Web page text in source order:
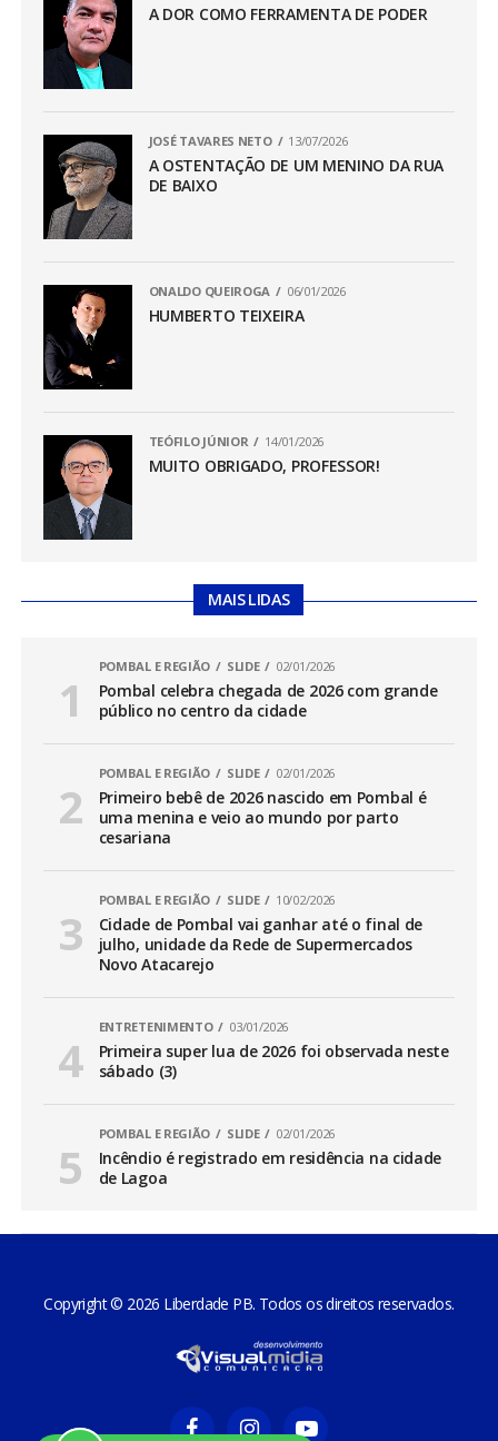
A DOR COMO FERRAMENTA DE PODER
JOSÉ TAVARES NETO 13/07/2026
A OSTENTAÇÃO DE UM MENINO DA RUA
DE BAIXO
ONALDO QUEIROGA 06/01/2026
HUMBERTO TEIXEIRA
TEÓFILO JÚNIOR 14/01/2026
MUITO OBRIGADO, PROFESSOR!
MAIS LIDAS
POMBAL E REGIÃO SLIDE 02/01/2026
Pombal celebra chegada de 2026 com grande
público no centro da cidade
POMBAL E REGIÃO SLIDE 02/01/2026
Primeiro bebê de 2026 nascido em Pombal é
uma menina e veio ao mundo por parto
cesariana
POMBAL E REGIÃO SLIDE 10/02/2026
Cidade de Pombal vai ganhar até o final de
julho, unidade da Rede de Supermercados
Novo Atacarejo
ENTRETENIMENTO 03/01/2026
Primeira super lua de 2026 foi observada neste
sábado (3)
POMBAL E REGIÃO SLIDE 02/01/2026
Incêndio é registrado em residência na cidade
de Lagoa
Copyright © 2026 Liberdade PB. Todos os direitos reservados.